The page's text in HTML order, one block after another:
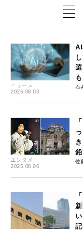
ニュース
2026.08.03
石
エンタメ
2025.08.06
佐